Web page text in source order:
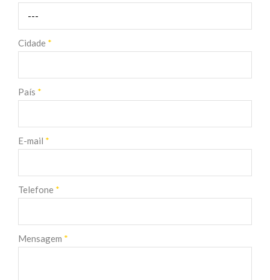
Cidade *
País *
E-mail *
Telefone *
Mensagem *